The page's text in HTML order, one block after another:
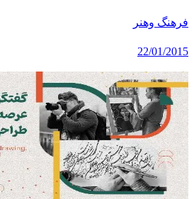
فرهنگ وهنر
22/01/2015